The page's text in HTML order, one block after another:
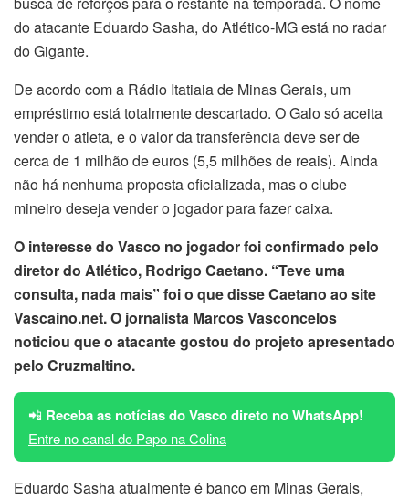
do atacante Eduardo Sasha, do Atlético-MG está no radar
do Gigante.
De acordo com a Rádio Itatiaia de Minas Gerais, um
empréstimo está totalmente descartado. O Galo só aceita
vender o atleta, e o valor da transferência deve ser de
cerca de 1 milhão de euros (5,5 milhões de reais). Ainda
não há nenhuma proposta oficializada, mas o clube
mineiro deseja vender o jogador para fazer caixa.
O interesse do Vasco no jogador foi confirmado pelo
diretor do Atlético, Rodrigo Caetano. “Teve uma
consulta, nada mais” foi o que disse Caetano ao site
Vascaino.net. O jornalista Marcos Vasconcelos
noticiou que o atacante gostou do projeto apresentado
pelo Cruzmaltino.
📲 Receba as notícias do Vasco direto no WhatsApp!
Entre no canal do Papo na Colina
Eduardo Sasha atualmente é banco em Minas Gerais,